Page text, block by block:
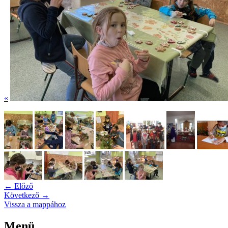
«
← Előző
Következő →
Vissza a mappához